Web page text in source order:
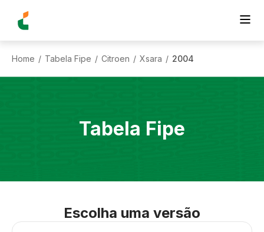
Home / Tabela Fipe / Citroen / Xsara / 2004
Tabela Fipe
Escolha uma versão